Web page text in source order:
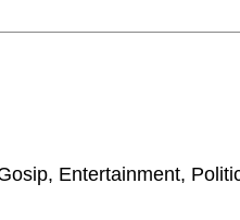
Entertainment,